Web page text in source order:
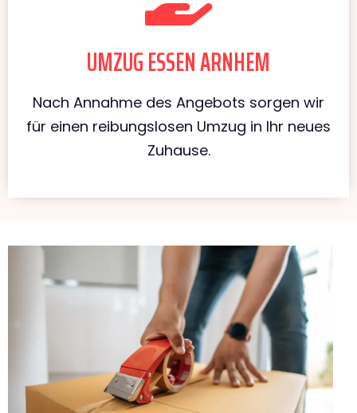
UMZUG ESSEN ARNHEM
Nach Annahme des Angebots sorgen wir
für einen reibungslosen Umzug in Ihr neues
Zuhause.